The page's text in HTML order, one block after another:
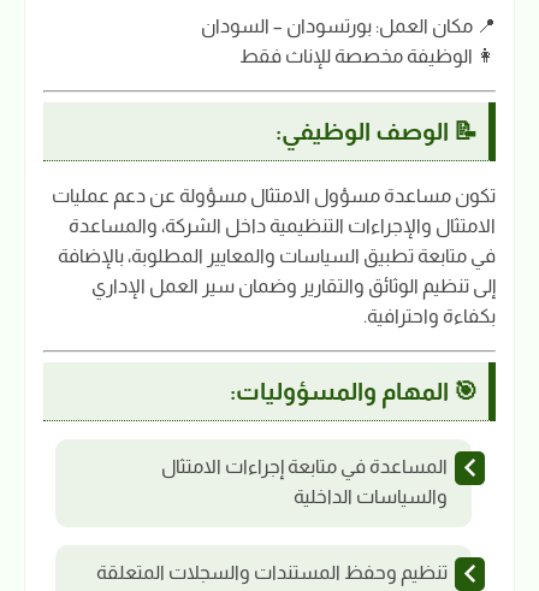
📍 مكان العمل: بورتسودان – السودان
👩 الوظيفة مخصصة للإناث فقط
📝 الوصف الوظيفي:
تكون مساعدة مسؤول الامتثال مسؤولة عن دعم عمليات
الامتثال والإجراءات التنظيمية داخل الشركة، والمساعدة
في متابعة تطبيق السياسات والمعايير المطلوبة، بالإضافة
إلى تنظيم الوثائق والتقارير وضمان سير العمل الإداري
بكفاءة واحترافية.
🎯 المهام والمسؤوليات:
المساعدة في متابعة إجراءات الامتثال
والسياسات الداخلية
تنظيم وحفظ المستندات والسجلات المتعلقة